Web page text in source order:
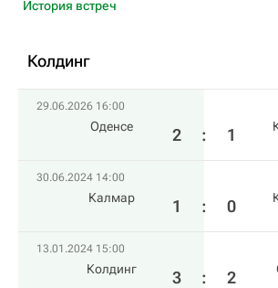
История встреч
Колдинг
29.06.2026 16:00
Оденсе 2 : 1
30.06.2024 14:00
Калмар 1 : 0
13.01.2024 15:00
Колдинг 3 : 2